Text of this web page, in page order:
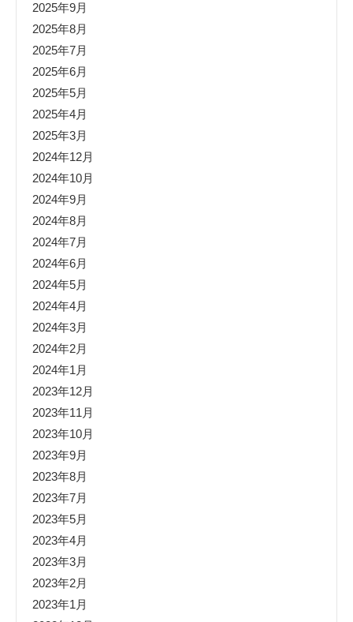
2025年9月
2025年8月
2025年7月
2025年6月
2025年5月
2025年4月
2025年3月
2024年12月
2024年10月
2024年9月
2024年8月
2024年7月
2024年6月
2024年5月
2024年4月
2024年3月
2024年2月
2024年1月
2023年12月
2023年11月
2023年10月
2023年9月
2023年8月
2023年7月
2023年5月
2023年4月
2023年3月
2023年2月
2023年1月